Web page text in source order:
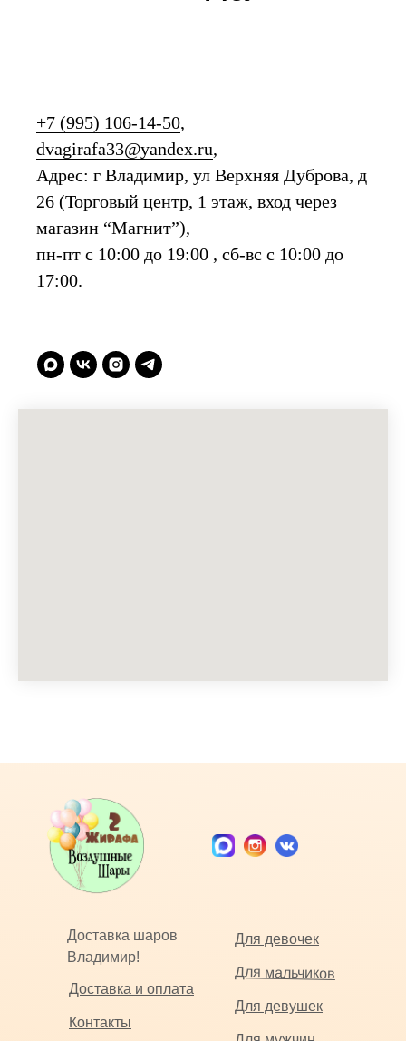
+7 (995) 106-14-50,
dvagirafa33@yandex.ru,
Адрес: г Владимир, ул Верхняя Дуброва, д
26 (Торговый центр, 1 этаж, вход через
магазин “Магнит”),
пн-пт с 10:00 до 19:00 , сб-вс с 10:00 до
17:00.
Доставка шаров
Владимир!
Для девочек
Для мальчиков
Для девушек
Доставка и оплата
Контакты